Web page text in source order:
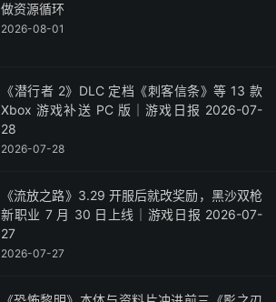
做资源循环
2026-08-01
《潜行者 2》DLC 定档《刺客信条》等 13 款
Xbox 游戏补送 PC 版｜游戏日报 2026-07-
28
2026-07-28
《流放之路》3.29 开服后就改奖励，黑沙双枪
新职业 7 月 30 日上线｜游戏日报 2026-07-
27
2026-07-27